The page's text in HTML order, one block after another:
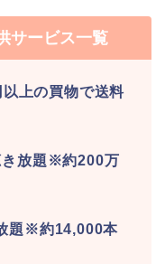
サービス一覧
上の買物で送料
放題※約200万
題※約14,000本